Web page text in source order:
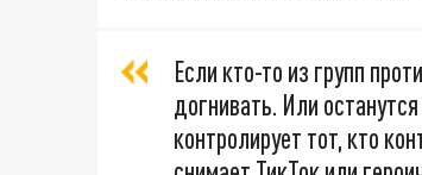
Если кто-то из групп
догнивать. Или
контролирует тот, кто